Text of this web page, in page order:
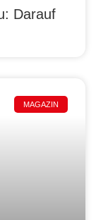
Darauf
MAGAZIN